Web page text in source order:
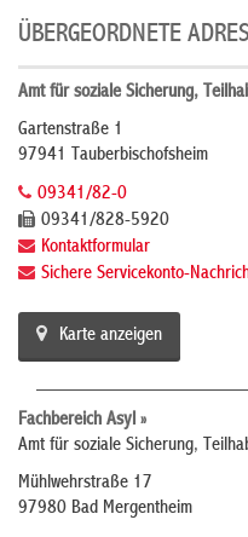
ÜBERGEORDNETE
Amt für soziale Sicherung,
Gartenstraße 1
97941 Tauberbischofsheim
09341/82-0
09341/828-5920
Kontaktformular
Sichere Servicekonto-
Karte anzeigen
Fachbereich Asyl »
Amt für soziale Sicherung,
Mühlwehrstraße 17
97980 Bad Mergentheim